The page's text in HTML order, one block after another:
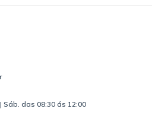
Sáb. das 08:30 ás 12:00